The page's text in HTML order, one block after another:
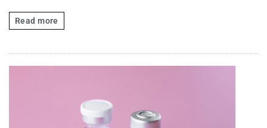
Read more